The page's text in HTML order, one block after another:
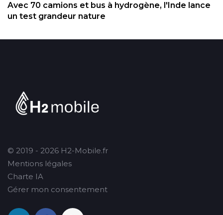
Avec 70 camions et bus à hydrogène, l'Inde lance
un test grandeur nature
© 2019 - 2026 H2-Mobile.fr
Mentions légales
Charte IA
Gérer mon consentement